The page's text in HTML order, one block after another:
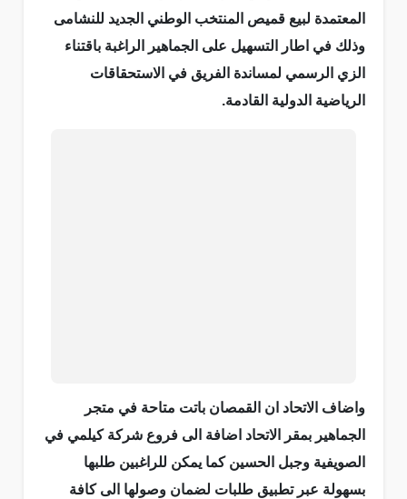
المعتمدة لبيع قميص المنتخب الوطني الجديد للنشامى
وذلك في اطار التسهيل على الجماهير الراغبة باقتناء
الزي الرسمي لمساندة الفريق في الاستحقاقات
الرياضية الدولية القادمة.
واضاف الاتحاد ان القمصان باتت متاحة في متجر
الجماهير بمقر الاتحاد اضافة الى فروع شركة كيلمي في
الصويفية وجبل الحسين كما يمكن للراغبين طلبها
بسهولة عبر تطبيق طلبات لضمان وصولها الى كافة